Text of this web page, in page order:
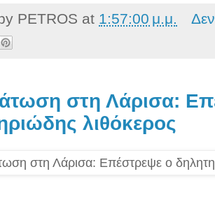
PETROS at 1:57:00 μ.μ.
στη Λάρισα:
λιθόκερος